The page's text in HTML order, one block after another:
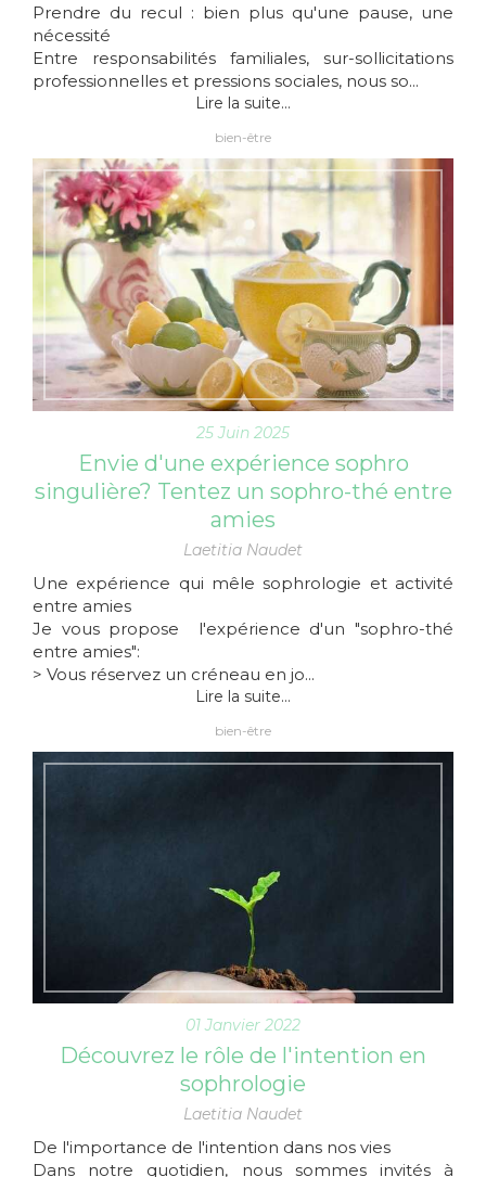
Prendre du recul : bien plus qu'une pause, une
nécessité
Entre responsabilités familiales, sur-sollicitations
professionnelles et pressions sociales, nous so...
Lire la suite...
bien-être
25 Juin 2025
Envie d'une expérience sophro
singulière? Tentez un sophro-thé entre
amies
Laetitia Naudet
Une expérience qui mêle sophrologie et activité
entre amies
Je vous propose l'expérience d'un "sophro-thé
entre amies":
> Vous réservez un créneau en jo...
Lire la suite...
bien-être
01 Janvier 2022
Découvrez le rôle de l'intention en
sophrologie
Laetitia Naudet
De l'importance de l'intention dans nos vies
Dans notre quotidien, nous sommes invités à